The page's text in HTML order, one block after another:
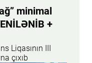
minimal
+
Liqasının III
çıxıb